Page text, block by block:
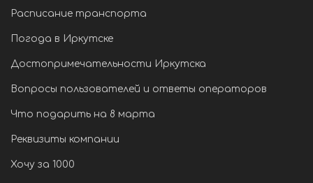
Расписание транспорта
Погода в Иркутске
Достопримечательности Иркутска
Вопросы пользователей и ответы операторов
Что подарить на 8 марта
Реквизиты компании
Хочу за 1000